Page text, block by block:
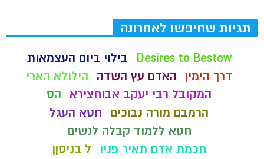
תגיות שחיפשו לאחרונה
Desires to Bestow
בילוי ביום העצמאות
דרך הימין
האדם עץ השדה
הילולא הארי
המקובל רבי יעקב אבוחצירא
הס
הרמבם מורה נבוכים
חטא העגל
חטא ללמוד קבלה לנשים
חכמת אדם תאיר פניו
ל בניסןן